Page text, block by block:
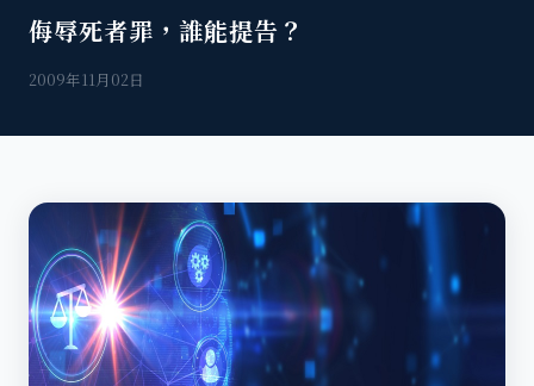
侮辱死者罪，誰能提告？
2009年11月02日